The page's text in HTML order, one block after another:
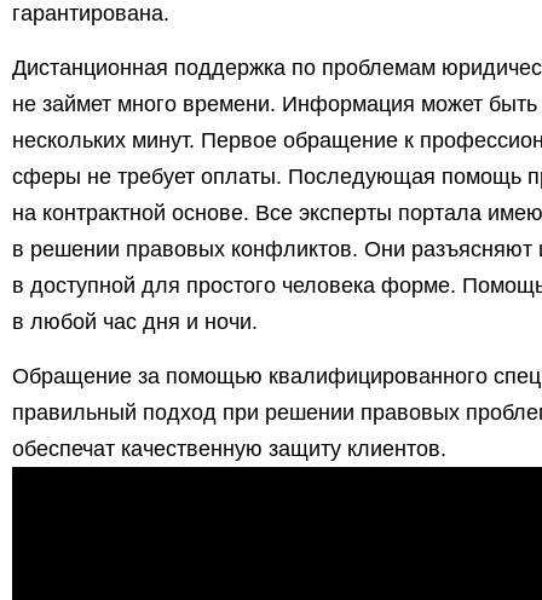
гарантирована.
Дистанционная поддержка по проблемам
не займет много времени. Информация может быть
нескольких минут. Первое обращение к
сферы не требует оплаты. Последующая помощь
на контрактной основе. Все эксперты портала
в решении правовых конфликтов. Они
в доступной для простого человека форме.
в любой час дня и ночи.
Обращение за помощью квалифицированного
правильный подход при решении правовых
обеспечат качественную защиту клиентов.